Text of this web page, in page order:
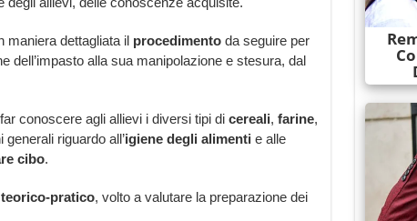
maniera dettagliata il procedimentoda seguire per
dell’impasto alla sua manipolazione e stesura, dal
conoscere agli allievi i diversi tipi di cereali, farine,
riguardo all’igiene degli alimenti e alle
cibo.
pratico, volto a valutare la preparazione dei